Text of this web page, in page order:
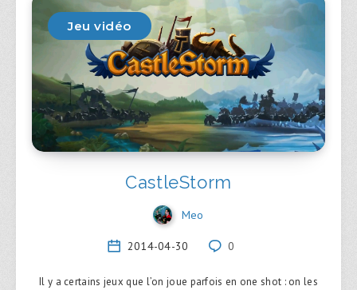
Jeu vidéo
CastleStorm
Meo
2014-04-30 0
Il y a certains jeux que l’on joue parfois en one shot : on les